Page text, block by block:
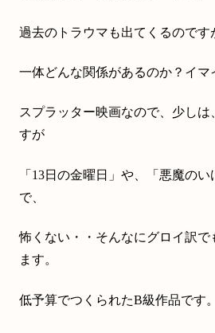
過去のトラウマも出てくるのです
一体どんな関係があるのか？イマ
スプラッター映画なので、少しは
すが
「13日の金曜日」や、「悪魔の
で、
怖くない・・そんなにグロイ訳で
ます。
低予算でつくられたB級作品です。